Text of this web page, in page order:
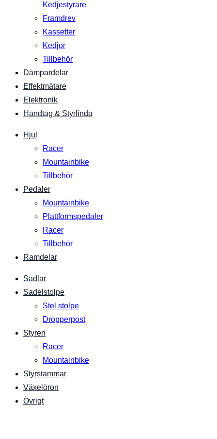
Kedjestyrare
Framdrev
Kassetter
Kedjor
Tillbehör
Dämpardelar
Effektmätare
Elektronik
Handtag & Styrlinda
Hjul
Racer
Mountainbike
Tillbehör
Pedaler
Mountainbike
Plattformspedaler
Racer
Tillbehör
Ramdelar
Sadlar
Sadelstolpe
Stel stolpe
Dropperpost
Styren
Racer
Mountainbike
Styrstammar
Växelöron
Övrigt